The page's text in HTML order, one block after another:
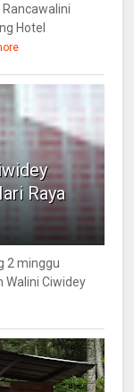
Hotel
Raya
2 minggu
Walini Ciwidey